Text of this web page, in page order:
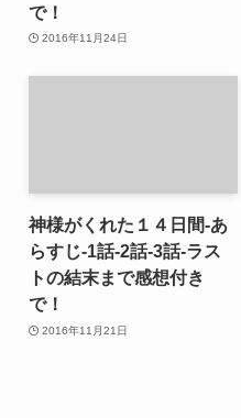
で！
2016年11月24日
神様がくれた１４日間-あ
らすじ-1話-2話-3話-ラス
トの結末まで感想付き
で！
2016年11月21日